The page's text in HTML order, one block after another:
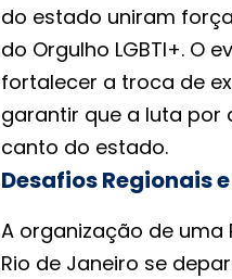
do estado uniram
do Orgulho LGBTI+. O
fortalecer a troca de
garantir que a luta por
canto do estado.
Desafios Regionais
A organização de uma
Rio de Janeiro se